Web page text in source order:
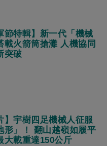
節特輯】新一代「機械
載火箭筒搶灘 人機協同
突破
】宇樹四足機械人征服
形」！ 翻山越嶺如履平
大載重達150公斤